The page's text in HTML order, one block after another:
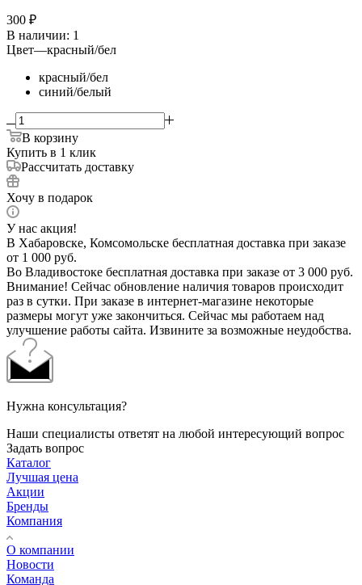
300 ₽
В наличии: 1
Цвет—красный/бел
красный/бел
синий/белый
В корзину
Купить в 1 клик
Рассчитать доставку
Хочу в подарок
У нас акция!
В Хабаровске, Комсомольске бесплатная доставка при заказе
от 1 000 руб.
Во Владивостоке бесплатная доставка при заказе от 3 000 руб.
Внимание! Сейчас обновление наличия товаров происходит
раз в сутки. При заказе в интернет-магазине некоторые
размеры могут уже закончиться. Сейчас мы работаем над
улучшение работы сайта. Извините за возможные неудобства.
Нужна консультация?
Наши специалисты ответят на любой интересующий вопрос
Задать вопрос
Каталог
Лучшая цена
Акции
Бренды
Компания
О компании
Новости
Команда